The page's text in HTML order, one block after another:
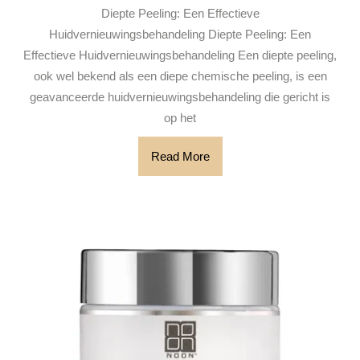
een
Stralende
Teint
Diepte Peeling: Een Effectieve
Huidvernieuwingsbehandeling Diepte Peeling: Een
Effectieve Huidvernieuwingsbehandeling Een diepte peeling,
ook wel bekend als een diepe chemische peeling, is een
geavanceerde huidvernieuwingsbehandeling die gericht is
op het
Read MoreRead
More